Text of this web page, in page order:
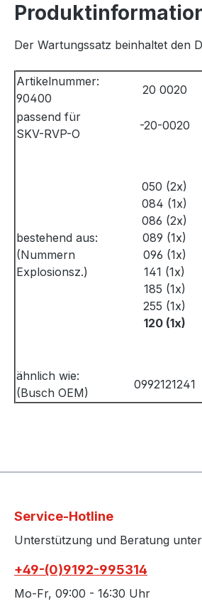
Der Wartungssatz beinhaltet den
Artikelnummer:
90400
20 0020
passend für
SKV-RVP-O
-20-0020
bestehend aus:
(Nummern
Explosionsz.)
050 (2x)
084 (1x)
086 (2x)
089 (1x)
096 (1x)
141 (1x)
185 (1x)
255 (1x)
120 (1x)
ähnlich wie:
(Busch OEM)
0992121241
Service-Hotline
Unterstützung und Beratung
+49-(0)9192-995314
Mo-Fr, 09:00 - 16:30 Uhr